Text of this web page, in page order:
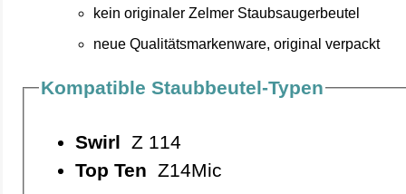
kein originaler Zelmer Staubsaugerbeutel
neue Qualitätsmarkenware, original verpackt
Kompatible Staubbeutel-Typen
Swirl Z 114
Top Ten Z14Mic